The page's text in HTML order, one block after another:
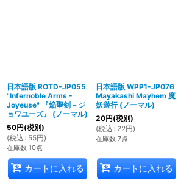
日本語版 ROTD-JP055
"Infernoble Arms -
Joyeuse" 『焔聖剣－ジ
ョワユーズ』 (ノーマル)
50円(税別)
(税込 : 55円)
在庫数 10点
カートに入れる
日本語版 WPP1-JP076
Mayakashi Mayhem 魔
妖遊行 (ノーマル)
20円(税別)
(税込 : 22円)
在庫数 7点
カートに入れる